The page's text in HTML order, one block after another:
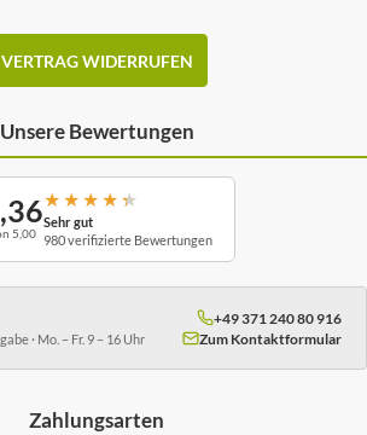
VERTRAG WIDERRUFEN
Unsere Bewertungen
5,00
★ ★ ★ ★ ★
Sehr gut
980 verifizierte Bewertungen
· Mo. – Fr. 9 – 16 Uhr
+49 371 240 80 916
Zum Kontaktformular
Zahlungsarten